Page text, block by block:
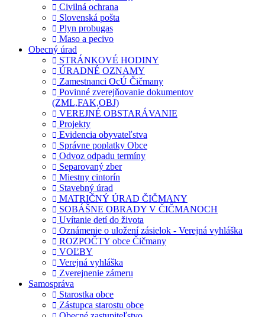
Civilná ochrana
Slovenská pošta
Plyn probugas
Maso a pecivo
Obecný úrad
STRÁNKOVÉ HODINY
ÚRADNÉ OZNAMY
Zamestnanci OcÚ Čičmany
Povinné zverejňovanie dokumentov
(ZML,FAK,OBJ)
VEREJNÉ OBSTARÁVANIE
Projekty
Evidencia obyvateľstva
Správne poplatky Obce
Odvoz odpadu termíny
Separovaný zber
Miestny cintorín
Stavebný úrad
MATRIČNÝ ÚRAD ČIČMANY
SOBÁŠNE OBRADY V ČIČMANOCH
Uvítanie detí do života
Oznámenie o uložení zásielok - Verejná vyhláška
ROZPOČTY obce Čičmany
VOĽBY
Verejná vyhláška
Zverejnenie zámeru
Samospráva
Starostka obce
Zástupca starostu obce